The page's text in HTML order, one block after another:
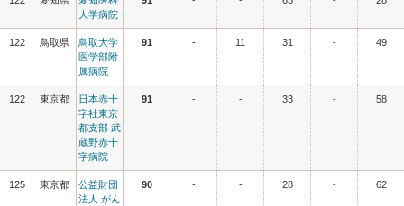
大学病院
122 鳥取県
鳥取大学
医学部附
属病院
91 - 11 31 - 49
122 東京都
日本赤十
字社東京
都支部 武
蔵野赤十
字病院
91 - - 33 - 58
125 東京都
公益財団
法人 がん
90 - - 28 - 62